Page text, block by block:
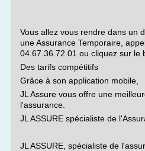
Vous allez vous rendre dans un
une Assurance Temporaire,
04.67.36.72.01 ou cliquez sur le
Des tarifs compétitifs
Grâce à son application mobile,
JL Assure vous offre une
l'assurance.
JL ASSURE spécialiste de
JL ASSURE, spécialiste de